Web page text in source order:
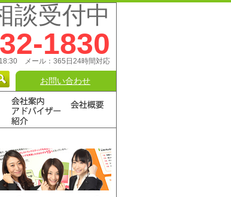
談受付中
1830
メール：365日24時間対応
お問い合わせ